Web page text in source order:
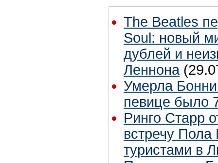
The Beatles
Soul: новый
дублей и
Леннона
Умерла
певице было
Ринго Старр
встречу Пола
туристами в